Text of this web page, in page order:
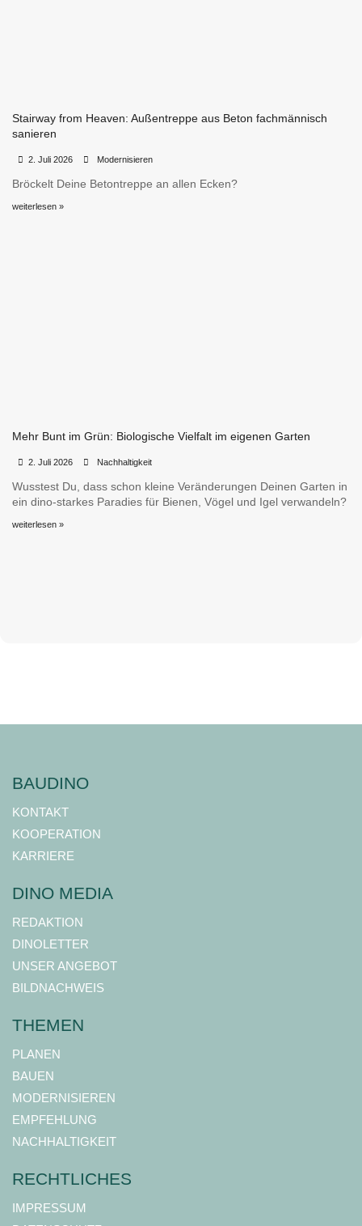
Stairway from Heaven: Außentreppe aus Beton fachmännisch
sanieren
2. Juli 2026 Modernisieren
Bröckelt Deine Betontreppe an allen Ecken?
weiterlesen »
Mehr Bunt im Grün: Biologische Vielfalt im eigenen Garten
2. Juli 2026 Nachhaltigkeit
Wusstest Du, dass schon kleine Veränderungen Deinen Garten in
ein dino-starkes Paradies für Bienen, Vögel und Igel verwandeln?
weiterlesen »
BAUDINO
KONTAKT
KOOPERATION
KARRIERE
DINO MEDIA
REDAKTION
DINOLETTER
UNSER ANGEBOT
BILDNACHWEIS
THEMEN
PLANEN
BAUEN
MODERNISIEREN
EMPFEHLUNG
NACHHALTIGKEIT
RECHTLICHES
IMPRESSUM